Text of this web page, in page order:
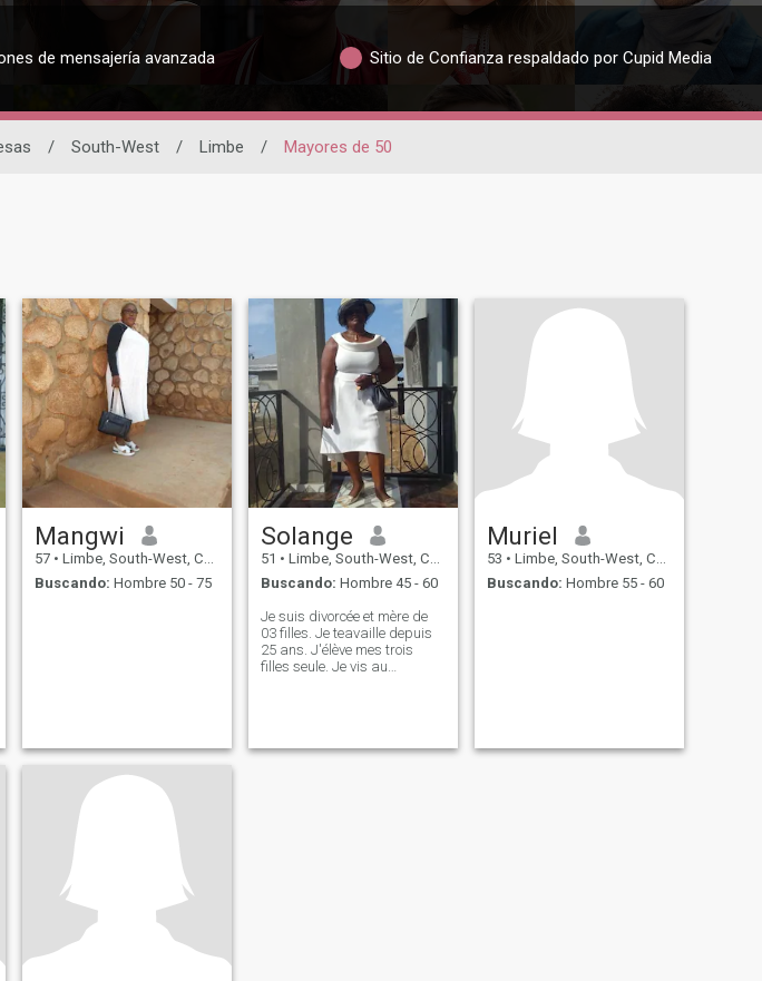
de mensajería avanzada Sitio de Confianza respaldado por Cupid Media
/ South-West / Limbe / Mayores de 50
Mangwi
57 • Limbe, South-West, Camerún
Buscando: Hombre 50 - 75
Solange
51 • Limbe, South-West, Camerún
Buscando: Hombre 45 - 60
Je suis divorcée et mère de
03 filles. Je teavaille depuis
25 ans. J'élève mes trois
filles seule. Je vis au
Muriel
53 • Limbe, South-West, Camerún
Buscando: Hombre 55 - 60